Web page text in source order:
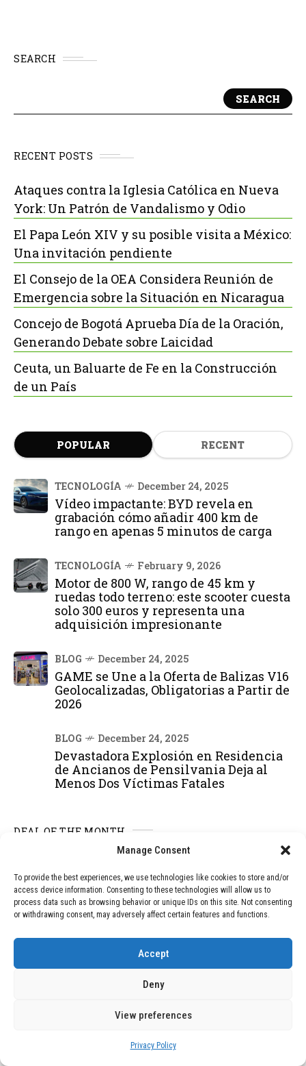
Manage Consent
To provide the best experiences, we use technologies like cookies to store and/or
access device information. Consenting to these technologies will allow us to
process data such as browsing behavior or unique IDs on this site. Not consenting
or withdrawing consent, may adversely affect certain features and functions.
Accept
Deny
View preferences
Privacy Policy
SEARCH
SEARCH
RECENT POSTS
Ataques contra la Iglesia Católica en Nueva
York: Un Patrón de Vandalismo y Odio
El Papa León XIV y su posible visita a México:
Una invitación pendiente
El Consejo de la OEA Considera Reunión de
Emergencia sobre la Situación en Nicaragua
Concejo de Bogotá Aprueba Día de la Oración,
Generando Debate sobre Laicidad
Ceuta, un Baluarte de Fe en la Construcción
de un País
POPULAR RECENT
TECNOLOGÍA December 24, 2025
Vídeo impactante: BYD revela en
grabación cómo añadir 400 km de
rango en apenas 5 minutos de carga
TECNOLOGÍA February 9, 2026
Motor de 800 W, rango de 45 km y
ruedas todo terreno: este scooter cuesta
solo 300 euros y representa una
adquisición impresionante
BLOG December 24, 2025
GAME se Une a la Oferta de Balizas V16
Geolocalizadas, Obligatorias a Partir de
2026
BLOG December 24, 2025
Devastadora Explosión en Residencia
de Ancianos de Pensilvania Deja al
Menos Dos Víctimas Fatales
DEAL OF THE MONTH
Vídeo impactante: BYD revela en
grabación cómo añadir 400 km de rango
en apenas 5 minutos de carga
February 9, 2026
Motor de 800 W, rango de 45 km y
ruedas todo terreno: este scooter cuesta
adquisición impresionante